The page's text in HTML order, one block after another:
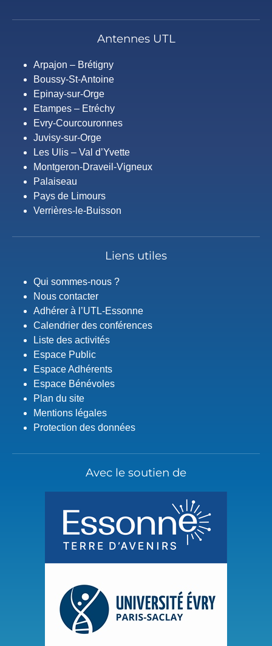
Antennes UTL
Arpajon – Brétigny
Boussy-St-Antoine
Epinay-sur-Orge
Etampes – Etréchy
Evry-Courcouronnes
Juvisy-sur-Orge
Les Ulis – Val d’Yvette
Montgeron-Draveil-Vigneux
Palaiseau
Pays de Limours
Verrières-le-Buisson
Liens utiles
Qui sommes-nous ?
Nous contacter
Adhérer à l’UTL-Essonne
Calendrier des conférences
Liste des activités
Espace Public
Espace Adhérents
Espace Bénévoles
Plan du site
Mentions légales
Protection des données
Avec le soutien de